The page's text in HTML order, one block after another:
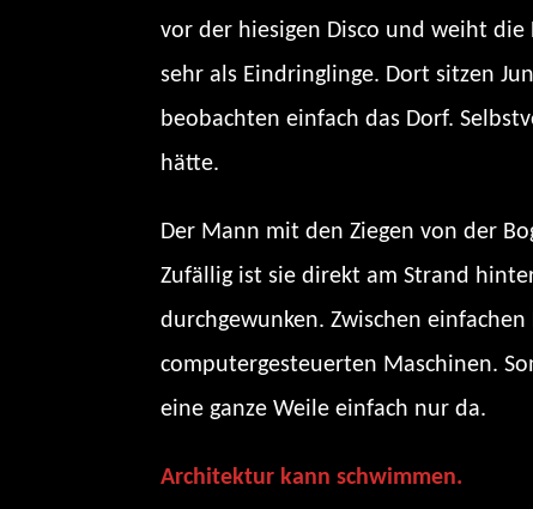
vor der hiesigen Disco und weiht
sehr als Eindringlinge. Dort sitzen
beobachten einfach das Dorf.
hätte.
Der Mann mit den Ziegen von der
Zufällig ist sie direkt am Strand
durchgewunken. Zwischen
computergesteuerten Maschinen.
eine ganze Weile einfach nur da.
Architektur kann schwimmen.